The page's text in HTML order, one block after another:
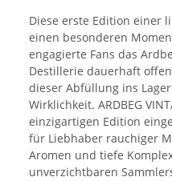
Diese erste Edition einer
einen besonderen
engagierte Fans das
Destillerie dauerhaft
dieser Abfüllung ins
Wirklichkeit. ARDBEG
einzigartigen Edition
für Liebhaber rauchiger
Aromen und tiefe
unverzichtbaren